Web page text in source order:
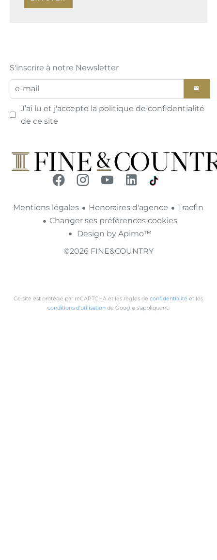
S'inscrire à notre Newsletter
J’ai lu et j'accepte la politique de confidentialité
de ce site
Mentions légales Honoraires d'agence
Tracfin
Changer ses préférences cookies
Design by Apimo™
©2026 FINE&COUNTRY
Ce site est protégé par reCAPTCHA et les règles deconfidentialité et les
conditions d'utilisation de Google s'appliquent.